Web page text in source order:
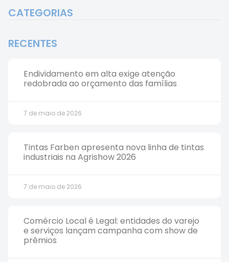
CATEGORIAS
RECENTES
Endividamento em alta exige atenção
redobrada ao orçamento das famílias
7 de maio de 2026
Tintas Farben apresenta nova linha de tintas
industriais na Agrishow 2026
7 de maio de 2026
Comércio Local é Legal: entidades do varejo
e serviços lançam campanha com show de
prêmios